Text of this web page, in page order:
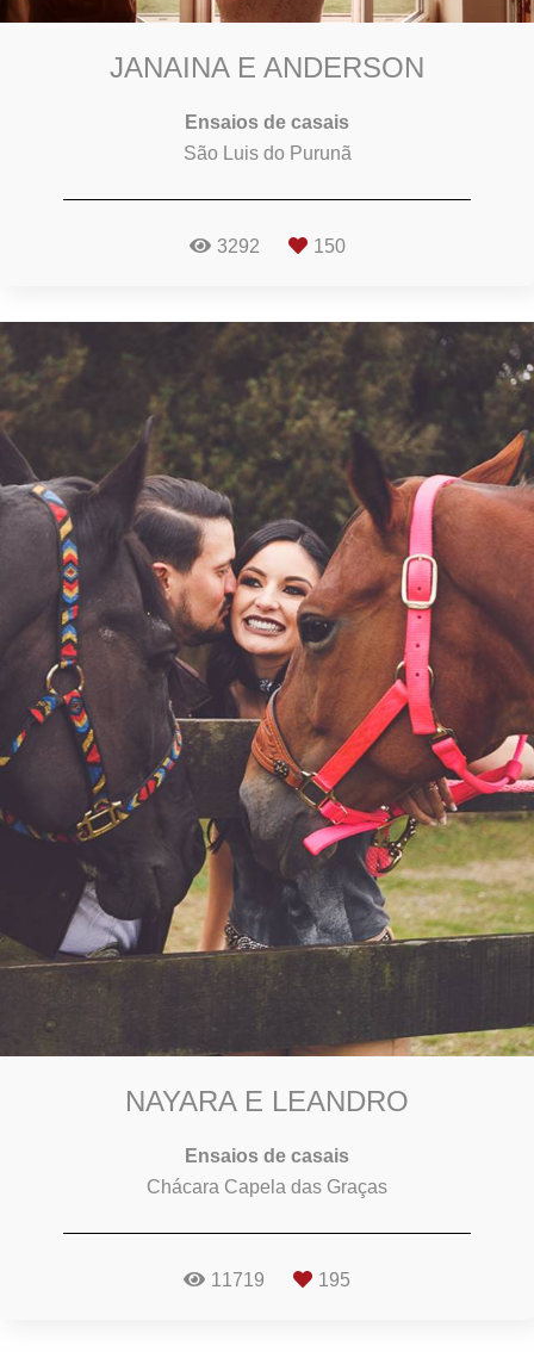
JANAINA E ANDERSON
Ensaios de casais
São Luis do Purunã
3292 150
NAYARA E LEANDRO
Ensaios de casais
Chácara Capela das Graças
11719 195